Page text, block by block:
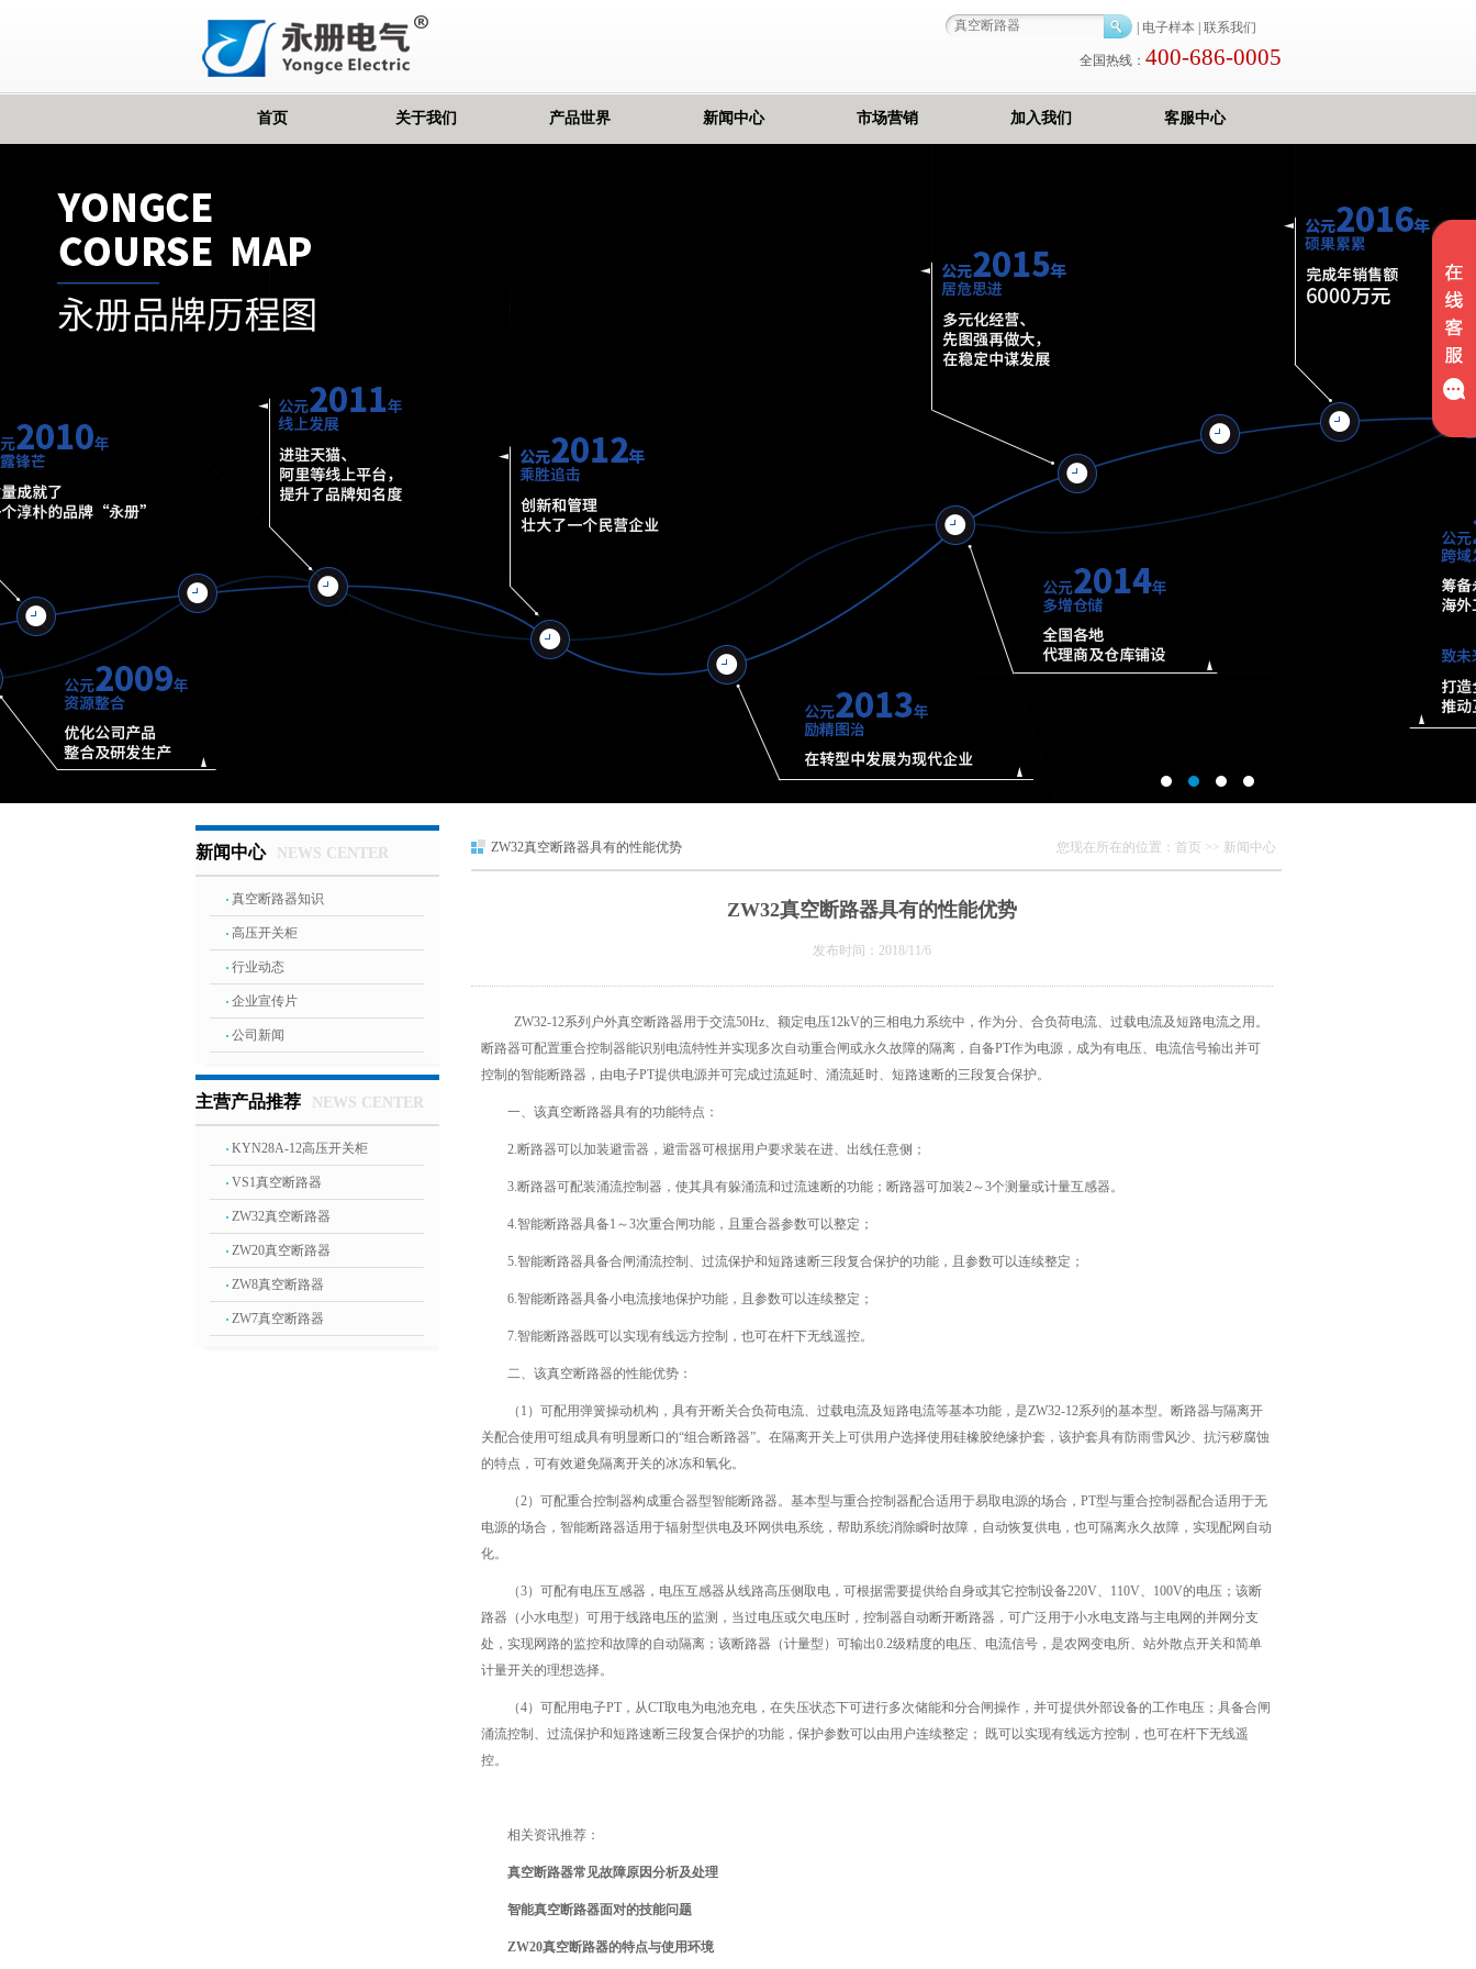
电子样本| 联系我们
全国热线： 400-686-0005
首页 关于我们 产品世界 新闻中心 市场营销 加入我们 客服中心
新闻中心 NEWS CENTER
真空断路器知识
高压开关柜
行业动态
企业宣传片
公司新闻
主营产品推荐 NEWS CENTER
KYN28A-12高压开关柜
VS1真空断路器
ZW32真空断路器
ZW20真空断路器
ZW8真空断路器
ZW7真空断路器
您现在所在的位置：首页 >> 新闻中心
ZW32真空断路器具有的性能优势
ZW32真空断路器具有的性能优势
发布时间：2018/11/6
ZW32-12系列户外真空断路器用于交流50Hz、额定电压12kV的三相电力系统中，作为分、合负荷电流、过载电流及短路电流之用。
断路器可配置重合控制器能识别电流特性并实现多次自动重合闸或永久故障的隔离，自备PT作为电源，成为有电压、电流信号输出并可
控制的智能断路器，由电子PT提供电源并可完成过流延时、涌流延时、短路速断的三段复合保护。
一、该真空断路器具有的功能特点：
2.断路器可以加装避雷器，避雷器可根据用户要求装在进、出线任意侧；
3.断路器可配装涌流控制器，使其具有躲涌流和过流速断的功能；断路器可加装2～3个测量或计量互感器。
4.智能断路器具备1～3次重合闸功能，且重合器参数可以整定；
5.智能断路器具备合闸涌流控制、过流保护和短路速断三段复合保护的功能，且参数可以连续整定；
6.智能断路器具备小电流接地保护功能，且参数可以连续整定；
7.智能断路器既可以实现有线远方控制，也可在杆下无线遥控。
二、该真空断路器的性能优势：
（1）可配用弹簧操动机构，具有开断关合负荷电流、过载电流及短路电流等基本功能，是ZW32-12系列的基本型。断路器与隔离开
关配合使用可组成具有明显断口的“组合断路器”。在隔离开关上可供用户选择使用硅橡胶绝缘护套，该护套具有防雨雪风沙、抗污秽腐蚀
的特点，可有效避免隔离开关的冰冻和氧化。
（2）可配重合控制器构成重合器型智能断路器。基本型与重合控制器配合适用于易取电源的场合，PT型与重合控制器配合适用于无
电源的场合，智能断路器适用于辐射型供电及环网供电系统，帮助系统消除瞬时故障，自动恢复供电，也可隔离永久故障，实现配网自动
化。
（3）可配有电压互感器，电压互感器从线路高压侧取电，可根据需要提供给自身或其它控制设备220V、110V、100V的电压；该断
路器（小水电型）可用于线路电压的监测，当过电压或欠电压时，控制器自动断开断路器，可广泛用于小水电支路与主电网的并网分支
处，实现网路的监控和故障的自动隔离；该断路器（计量型）可输出0.2级精度的电压、电流信号，是农网变电所、站外散点开关和简单
计量开关的理想选择。
（4）可配用电子PT，从CT取电为电池充电，在失压状态下可进行多次储能和分合闸操作，并可提供外部设备的工作电压；具备合闸
涌流控制、过流保护和短路速断三段复合保护的功能，保护参数可以由用户连续整定； 既可以实现有线远方控制，也可在杆下无线遥
控。
相关资讯推荐：
真空断路器常见故障原因分析及处理
智能真空断路器面对的技能问题
ZW20真空断路器的特点与使用环境